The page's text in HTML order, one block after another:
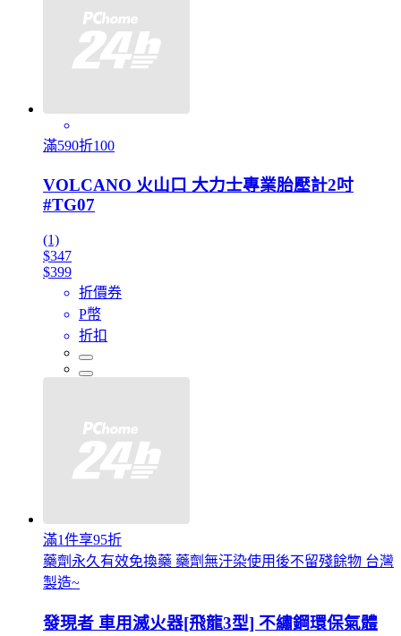
滿590折100
VOLCANO 火山口 大力士專業胎壓計2吋
#TG07
(1)
$347
$399
折價券
P幣
折扣
滿1件享95折
藥劑永久有效免換藥 藥劑無汙染使用後不留殘餘物 台灣
製造~
發現者 車用滅火器[飛龍3型] 不繡鋼環保氣體